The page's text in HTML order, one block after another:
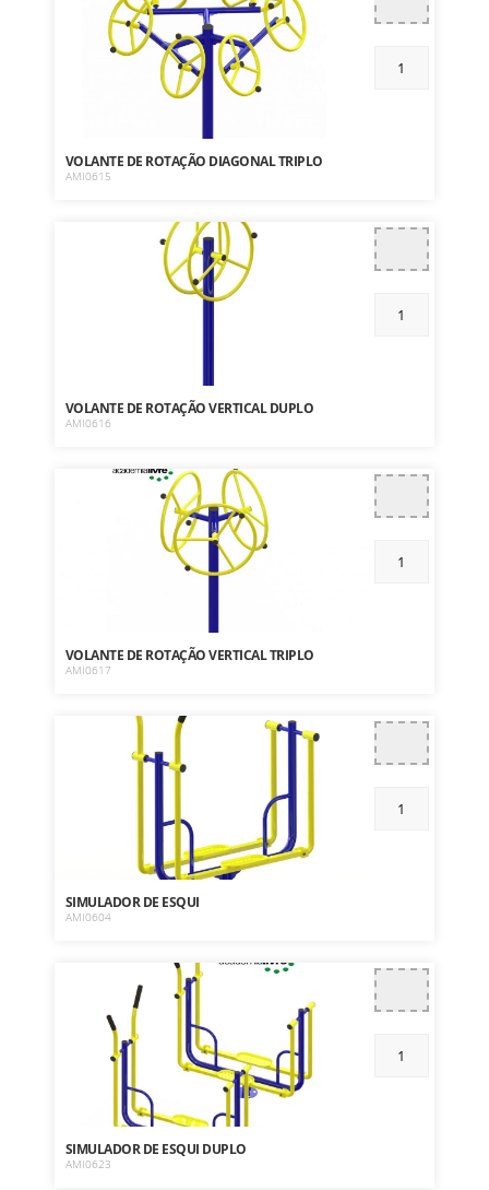
VOLANTE DE ROTAÇÃO DIAGONAL TRIPLO
AMI0615
VOLANTE DE ROTAÇÃO VERTICAL DUPLO
AMI0616
VOLANTE DE ROTAÇÃO VERTICAL TRIPLO
AMI0617
SIMULADOR DE ESQUI
AMI0604
SIMULADOR DE ESQUI DUPLO
AMI0623